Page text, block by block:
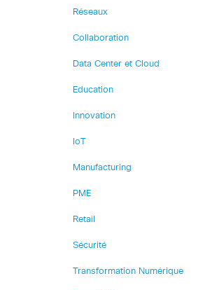
Réseaux
Collaboration
Data Center et Cloud
Education
Innovation
IoT
Manufacturing
PME
Retail
Sécurité
Transformation Numérique